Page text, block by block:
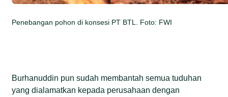
Penebangan pohon di konsesi PT BTL. Foto: FWI
Burhanuddin pun sudah membantah semua tuduhan
yang dialamatkan kepada perusahaan dengan